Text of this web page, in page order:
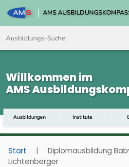
AMS
Willkommen im
AMS
Ausbildungen Institute
Start |
Diplomausbildung
Lichtenberger